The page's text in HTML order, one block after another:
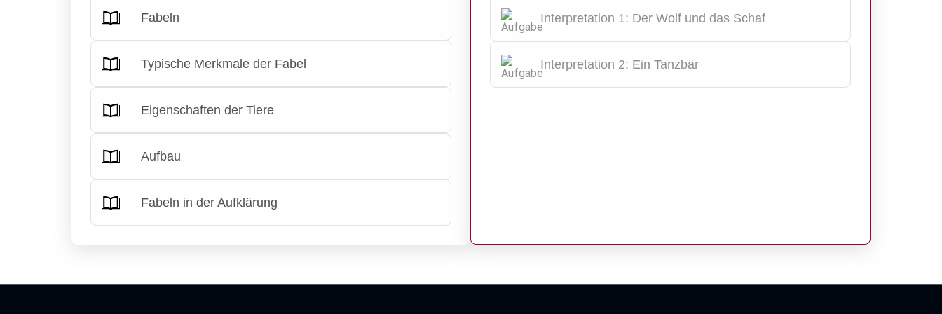
Fabeln
Typische Merkmale der Fabel
Eigenschaften der Tiere
Aufbau
Fabeln in der Aufklärung
Interpretation 1: Der Wolf und das Schaf
Interpretation 2: Ein Tanzbär